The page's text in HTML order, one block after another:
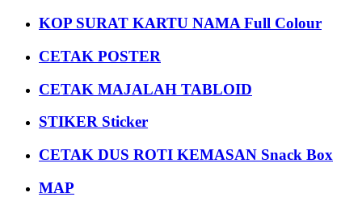
KOP SURAT KARTU NAMA Full Colour
CETAK POSTER
CETAK MAJALAH TABLOID
STIKER Sticker
CETAK DUS ROTI KEMASAN Snack Box
MAP